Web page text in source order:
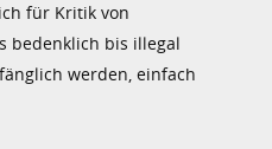
für Kritik von
bedenklich bis illegal
werden, einfach